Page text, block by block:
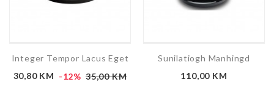
Integer Tempor Lacus Eget
Cijena
30,80 KM -12% Redovna
35,00 KM
Sunilatiogh Manhingd
Cijena
110,00 KM